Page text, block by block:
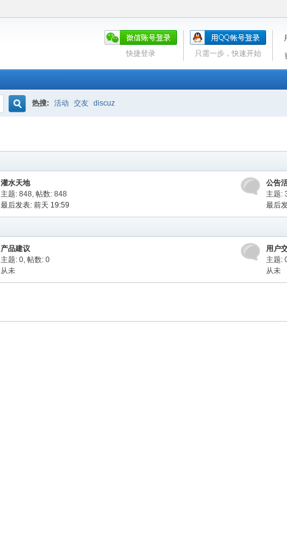
只需一步，快速开始
快捷登录
热搜: 活动 交友 discuz
灌水天地
主题: 848,帖数: 848
最后发表:前天 19:59
公告
主题:
最后
产品建议
主题: 0,帖数: 0
从未
用户
主题:
从未